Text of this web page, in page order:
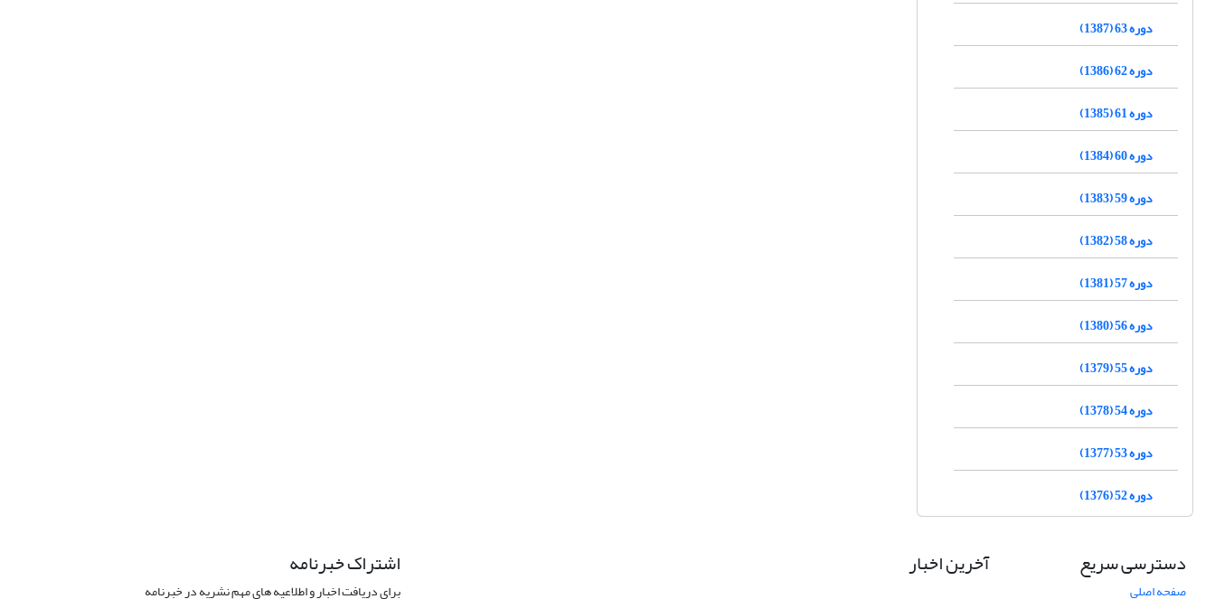
دوره 63 (1387)
دوره 62 (1386)
دوره 61 (1385)
دوره 60 (1384)
دوره 59 (1383)
دوره 58 (1382)
دوره 57 (1381)
دوره 56 (1380)
دوره 55 (1379)
دوره 54 (1378)
دوره 53 (1377)
دوره 52 (1376)
دسترسی سریع
صفحه اصلی
آخرین اخبار اشتراک خبرنامه
برای دریافت اخبار و اطلاعیه های مهم نشریه در خبرنامه